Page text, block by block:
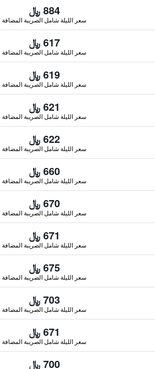
884 ﷼
سعر الليلة شامل الصريبة المضافة
617 ﷼
سعر الليلة شامل الصريبة المضافة
619 ﷼
سعر الليلة شامل الصريبة المضافة
621 ﷼
سعر الليلة شامل الصريبة المضافة
622 ﷼
سعر الليلة شامل الصريبة المضافة
660 ﷼
سعر الليلة شامل الصريبة المضافة
670 ﷼
سعر الليلة شامل الصريبة المضافة
671 ﷼
سعر الليلة شامل الصريبة المضافة
675 ﷼
سعر الليلة شامل الصريبة المضافة
703 ﷼
سعر الليلة شامل الصريبة المضافة
671 ﷼
سعر الليلة شامل الصريبة المضافة
700 ﷼